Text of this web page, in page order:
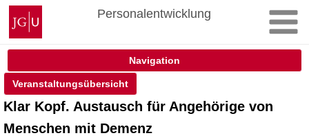
Zum
Inhalt
springen
Johannes
Gutenberg-
Universität
Personalentwicklung
Navigation
Veranstaltungsübersicht
Klar Kopf. Austausch für Angehörige von
Menschen mit Demenz